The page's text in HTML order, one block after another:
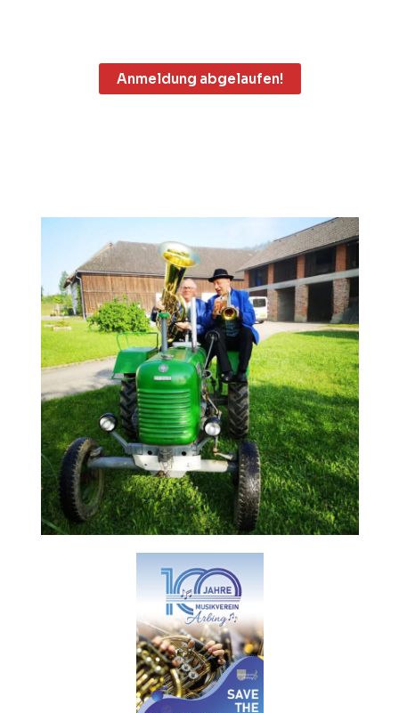
Anmeldung abgelaufen!